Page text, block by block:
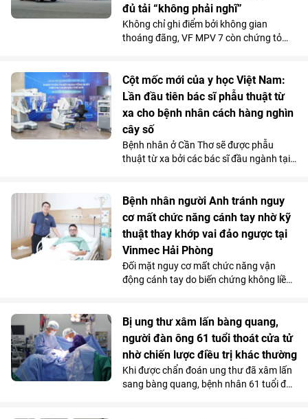
đủ tải “không phải nghĩ”
Không chỉ ghi điểm bởi không gian
thoáng đãng, VF MPV 7 còn chứng tỏ
Chi phí sử dụng tiết kiệm và những ưu
đãi hấp dẫn càng khiến mẫu MPV điện 7
chỗ tăng sức hút trong tháng 7.
Cột mốc mới của y học Việt Nam:
Lần đầu tiên bác sĩ phẫu thuật từ
xa cho bệnh nhân cách hàng nghìn
cây số
Bệnh nhân ở Cần Thơ sẽ được phẫu
thuật từ xa bởi các bác sĩ đầu ngành tại
Việt Nam. Bước đi chiến lược này của
Vinmec đã chính thức hiện thực hóa mô
hình “y tế không khoảng cách” ở nước ta.
Bệnh nhân người Anh tránh nguy
cơ mất chức năng cánh tay nhờ kỹ
thuật thay khớp vai đảo ngược tại
Vinmec Hải Phòng
Đối mặt nguy cơ mất chức năng vận
động cánh tay do biến chứng không liền
người Anh đã được điều trị thành công
bằng kỹ thuật thay khớp vai đảo ngược
(Reverse Shoulder Arthroplasty) - kỹ
thuật lần đầu tiên được triển khai tại
Bệnh viện Đa khoa Quốc tế Vinmec Hải
Phòng.
Bị ung thư xâm lấn bàng quang,
người đàn ông 61 tuổi thoát cửa tử
nhờ chiến lược điều trị khác thường
Khi được chẩn đoán ung thư đã xâm lấn
sang bàng quang, bệnh nhân 61 tuổi đã